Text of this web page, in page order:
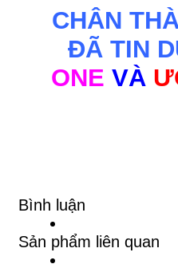
CHÂN
ĐÃ TIN
ONE VÀ
Bình luận
Sản phẩm liên quan